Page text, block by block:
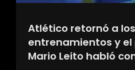
Atlético retornó a los
entrenamientos y
Mario Leito habló